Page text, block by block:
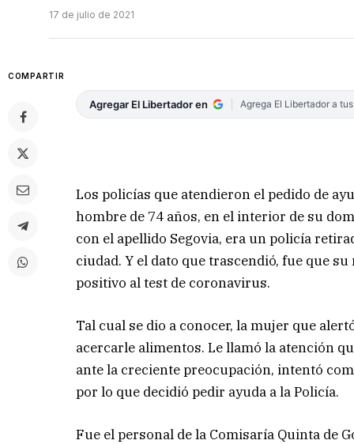
17 de julio de 2021
COMPARTIR
Agregar El Libertador en Agrega El Libertador a
Los policías que atendieron el pedido de
hombre de 74 años, en el interior de su
con el apellido Segovia, era un policía
ciudad. Y el dato que trascendió, fue que
positivo al test de coronavirus.
Tal cual se dio a conocer, la mujer que
acercarle alimentos. Le llamó la atención
ante la creciente preocupación, intentó
por lo que decidió pedir ayuda a la Policía.
Fue el personal de la Comisaría Quinta de